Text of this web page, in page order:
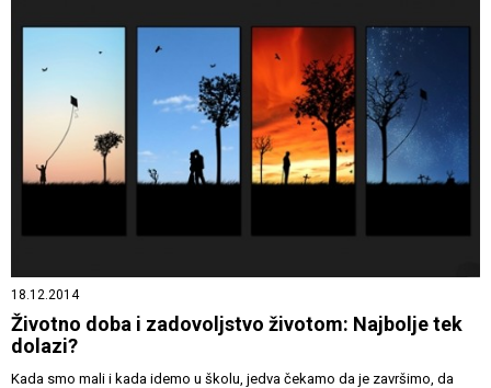
18.12.2014
Životno doba i zadovoljstvo životom: Najbolje tek
dolazi?
Kada smo mali i kada idemo u školu, jedva čekamo da je završimo, da